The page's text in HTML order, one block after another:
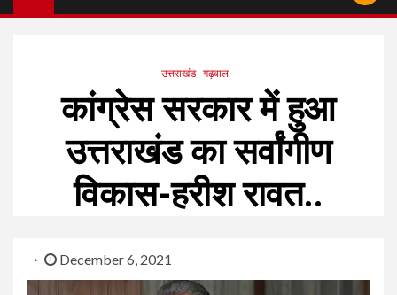
उत्तराखंड गढ़वाल
कांग्रेस सरकार में हुआ
उत्तराखंड का सर्वांगीण
विकास-हरीश रावत..
December 6, 2021